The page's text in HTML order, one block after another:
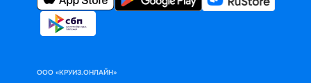
ООО «КРУИЗ.ОНЛАЙН»